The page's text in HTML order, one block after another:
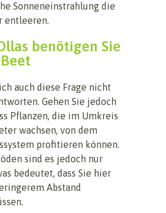
Sonneneinstrahlung die
entleeren.
benötigen Sie
auch diese Frage nicht
Gehen Sie jedoch
Pflanzen, die im Umkreis
wachsen, von dem
profitieren können.
sind es jedoch nur
bedeutet, dass Sie hier
Abstand